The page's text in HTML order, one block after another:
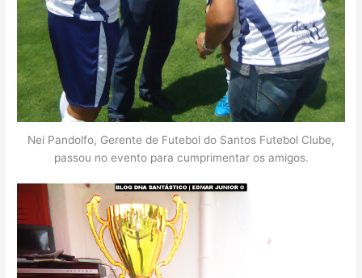
Nei Pandolfo, Gerente de Futebol do Santos Futebol Clube,
passou no evento para cumprimentar os amigos.